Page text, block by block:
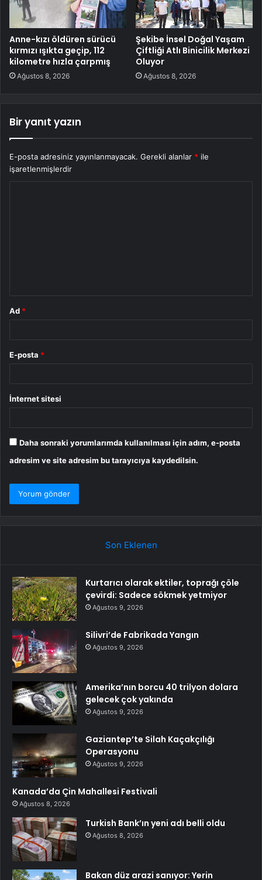
Anne-kızı öldüren sürücü
kırmızı ışıkta geçip, 112
kilometre hızla çarpmış
Ağustos 8, 2026
Şekibe İnsel Doğal Yaşam
Çiftliği Atlı Binicilik Merkezi
Oluyor
Ağustos 8, 2026
Bir yanıt yazın
E-posta adresiniz yayınlanmayacak. Gerekli alanlar * ile
işaretlenmişlerdir
Ad *
E-posta *
İnternet sitesi
Daha sonraki yorumlarımda kullanılması için adım, e-posta
adresim ve site adresim bu tarayıcıya kaydedilsin.
Son Eklenen
Kurtarıcı olarak ektiler, toprağı çöle
çevirdi: Sadece sökmek yetmiyor
Ağustos 9, 2026
Silivri’de Fabrikada Yangın
Ağustos 9, 2026
Amerika’nın borcu 40 trilyon dolara
gelecek çok yakında
Ağustos 9, 2026
Gaziantep’te Silah Kaçakçılığı
Operasyonu
Ağustos 9, 2026
Kanada’da Çin Mahallesi Festivali
Ağustos 8, 2026
Turkish Bank’ın yeni adı belli oldu
Ağustos 8, 2026
Bakan düz arazi sanıyor: Yerin